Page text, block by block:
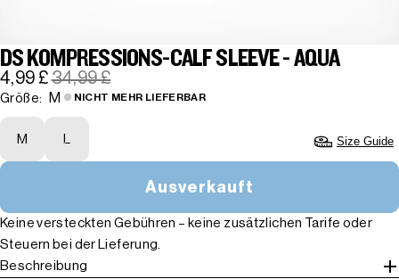
DS KOMPRESSIONS-CALF SLEEVE - AQUA
4,99 £34,99 £
Größe: M NICHT MEHR LIEFERBAR
M L Size Guide
Ausverkauft
Keine versteckten Gebühren – keine zusätzlichen Tarife oder
Steuern bei der Lieferung.
Beschreibung